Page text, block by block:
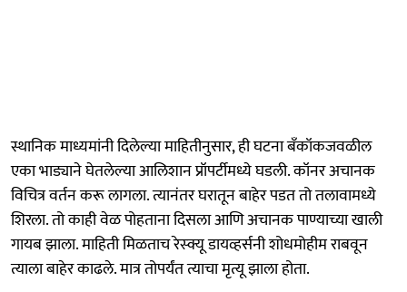
स्थानिक माध्यमांनी दिलेल्या माहितीनुसार, ही घटना बँकॉकजवळील
एका भाड्याने घेतलेल्या आलिशान प्रॉपर्टीमध्ये घडली. कॉनर अचानक
विचित्र वर्तन करू लागला. त्यानंतर घरातून बाहेर पडत तो तलावामध्ये
शिरला. तो काही वेळ पोहताना दिसला आणि अचानक पाण्याच्या खाली
गायब झाला. माहिती मिळताच रेस्क्यू डायव्हर्सनी शोधमोहीम राबवून
त्याला बाहेर काढले. मात्र तोपर्यंत त्याचा मृत्यू झाला होता.